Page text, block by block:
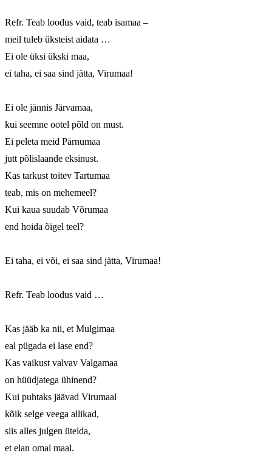
Refr. Teab loodus vaid, teab isamaa –
meil tuleb üksteist aidata …
Ei ole üksi ükski maa,
ei taha, ei saa sind jätta, Virumaa!
Ei ole jännis Järvamaa,
kui seemne ootel põld on must.
Ei peleta meid Pärnumaa
jutt põlislaande eksinust.
Kas tarkust toitev Tartumaa
teab, mis on mehemeel?
Kui kaua suudab Võrumaa
end hoida õigel teel?
Ei taha, ei või, ei saa sind jätta, Virumaa!
Refr. Teab loodus vaid …
Kas jääb ka nii, et Mulgimaa
eal pügada ei lase end?
Kas vaikust valvav Valgamaa
on hüüdjatega ühinend?
Kui puhtaks jäävad Virumaal
kõik selge veega allikad,
siis alles julgen ütelda,
et elan omal maal.